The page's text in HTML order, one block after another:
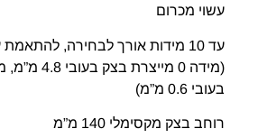
עשוי מכרום
עד 10 מידות אורך לבחירה,
בעובי 0.6 מ”מ)
רוחב בצק מקסימלי 140 מ”מ